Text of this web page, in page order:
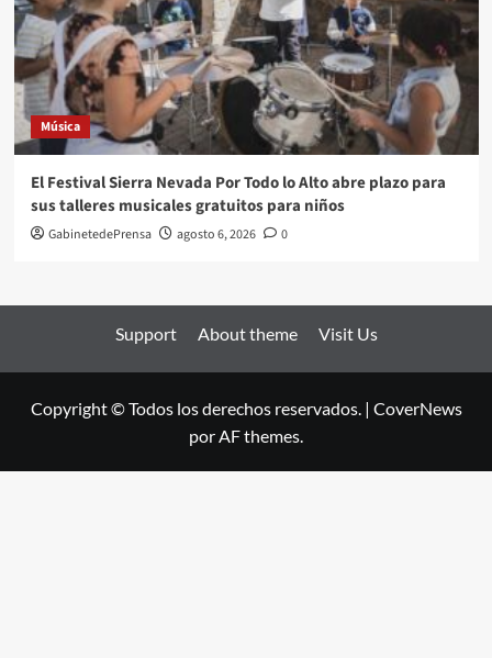
Música
El Festival Sierra Nevada Por Todo lo Alto abre plazo para
sus talleres musicales gratuitos para niños
GabinetedePrensa agosto 6, 2026 0
Support About theme Visit Us
Copyright © Todos los derechos reservados. | CoverNews
por AF themes.